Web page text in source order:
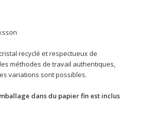
recyclé et respectueux de
méthodes de travail authentiques,
variations sont possibles.
dans du papier fin est inclus